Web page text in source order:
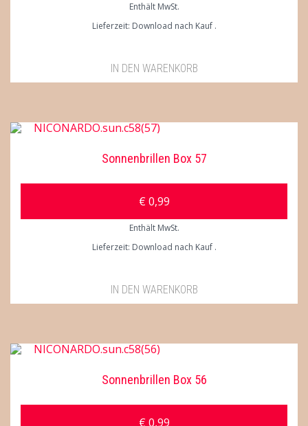
Enthält MwSt.
Lieferzeit: Download nach Kauf
IN DEN WARENKORB
Sonnenbrillen Box 57
€0,99
Enthält MwSt.
Lieferzeit: Download nach Kauf
IN DEN WARENKORB
Sonnenbrillen Box 56
€0,99